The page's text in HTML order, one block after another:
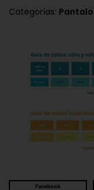
Categorías:
Facebook